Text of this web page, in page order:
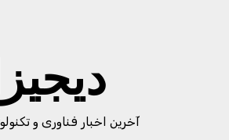
آخرین اخبار فناوری و